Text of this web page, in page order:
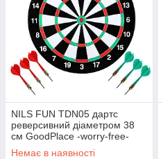
NILS FUN TDN05 дартс
реверсивний діаметром 38
см GoodPlace -worry-free-
shopping-
Немає в наявності